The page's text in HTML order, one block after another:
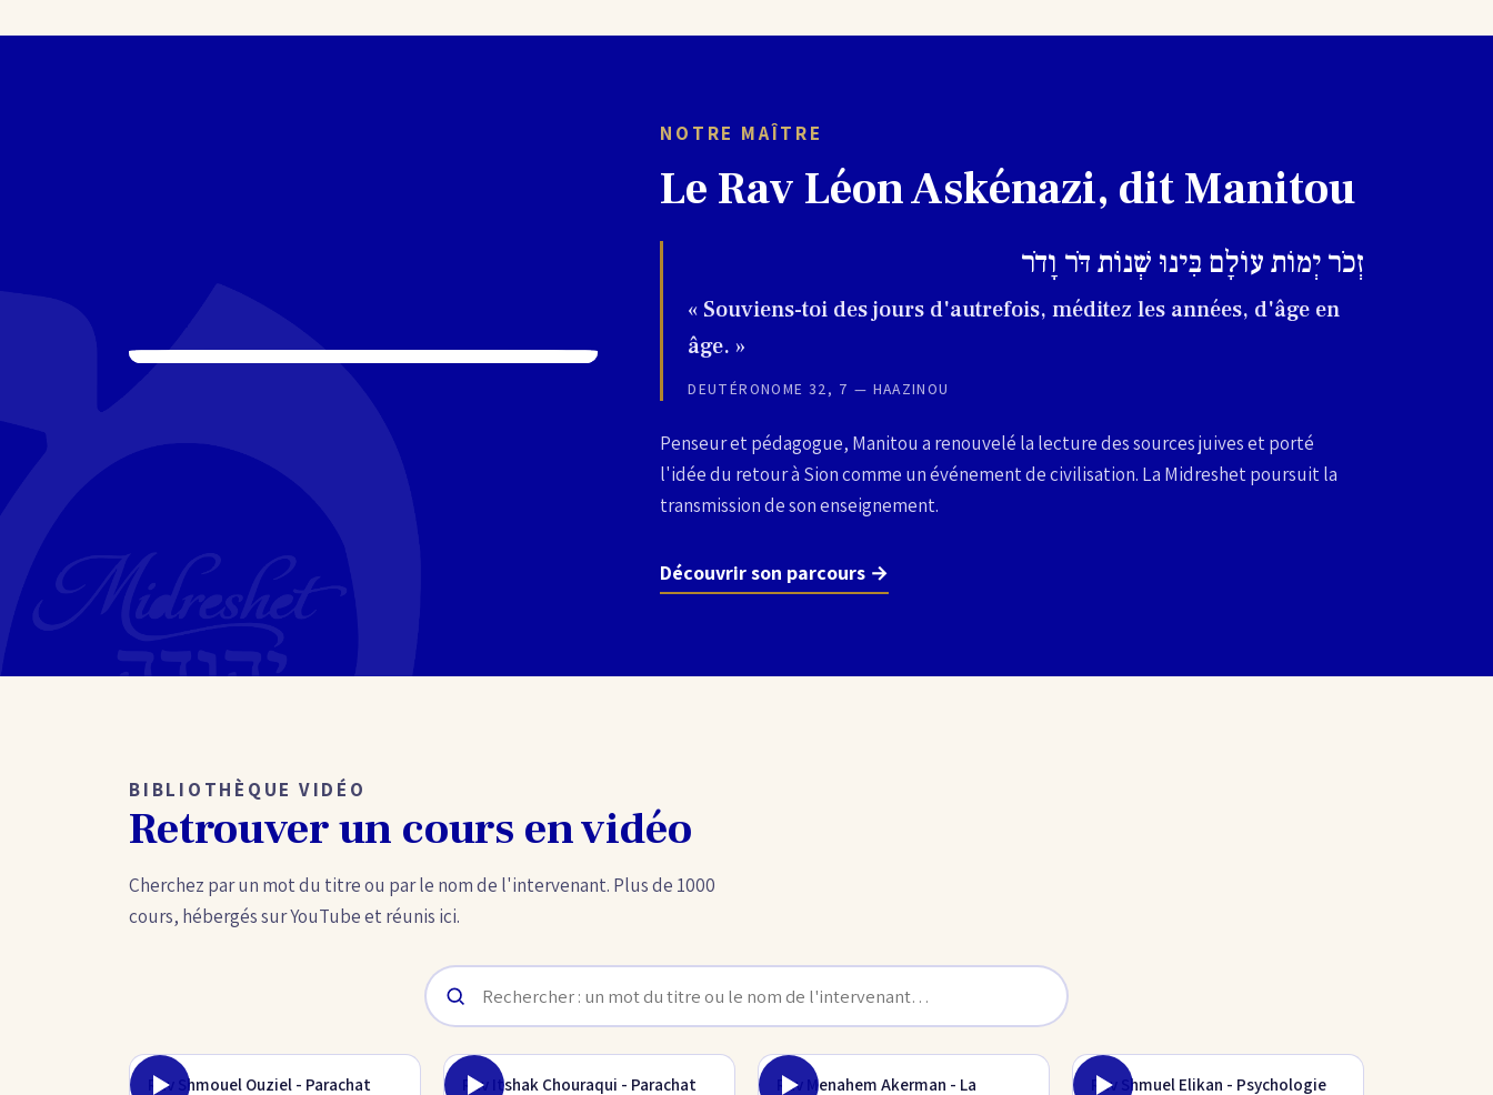
NOTRE MAÎTRE
Le Rav Léon Askénazi, dit Manitou
זְכֹר יְמוֹת עוֹלָם בִּינוּ שְׁנוֹת דֹּר וָדֹר
« Souviens-toi des jours d'autrefois, méditez les années, d'âge en
âge. »
DEUTÉRONOME 32, 7 — HAAZINOU
Penseur et pédagogue, Manitou a renouvelé la lecture des sources juives et porté
l'idée du retour à Sion comme un événement de civilisation. La Midreshet poursuit la
transmission de son enseignement.
Découvrir son parcours →
BIBLIOTHÈQUE VIDÉO
Retrouver un cours en vidéo
Cherchez par un mot du titre ou par le nom de l'intervenant. Plus de 1000
cours, hébergés sur YouTube et réunis ici.
Rav Shmouel Ouziel - Parachat Rav Itshak Chouraqui - Parachat Rav Menahem Akerman - La Rav Shmuel Elikan - Psychologie